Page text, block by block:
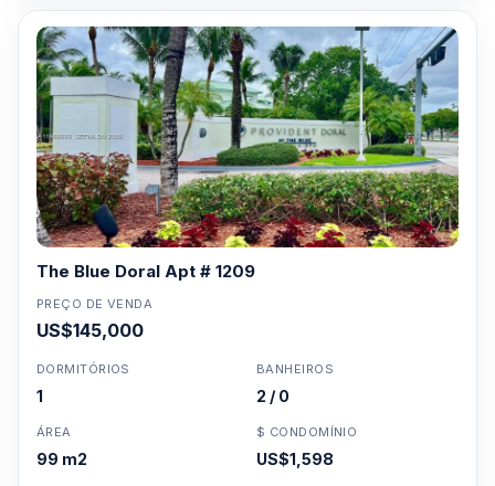
The Blue Doral Apt # 1209
PREÇO DE VENDA
US$145,000
DORMITÓRIOS
1
BANHEIROS
2 / 0
ÁREA
99 m2
$ CONDOMÍNIO
US$1,598